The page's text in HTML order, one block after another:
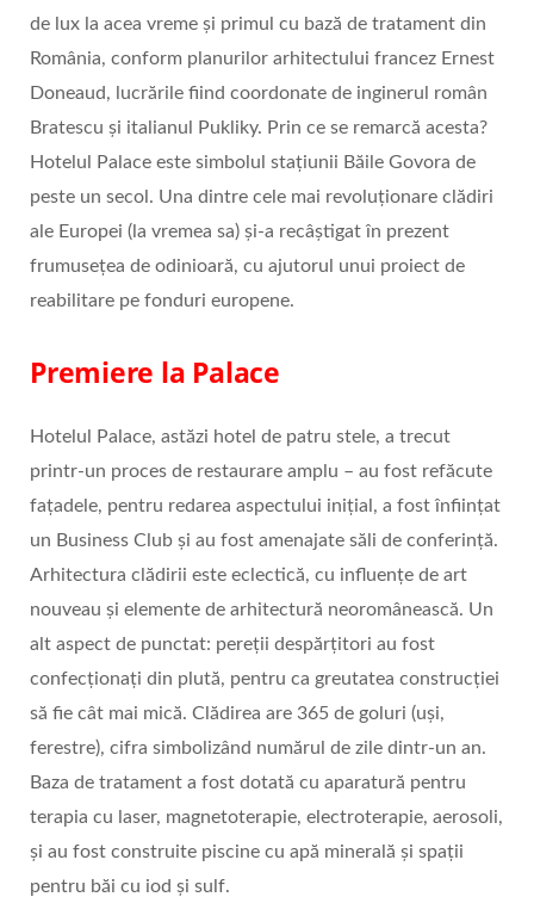
de lux la acea vreme și primul cu bază de tratament din
România, conform planurilor arhitectului francez Ernest
Doneaud, lucrările fiind coordonate de inginerul român
Bratescu și italianul Pukliky. Prin ce se remarcă acesta?
Hotelul Palace este simbolul staţiunii Băile Govora de
peste un secol. Una dintre cele mai revoluţionare clădiri
ale Europei (la vremea sa) și-a recâștigat în prezent
frumuseţea de odinioară, cu ajutorul unui proiect de
reabilitare pe fonduri europene.
Premiere la Palace
Hotelul Palace, astăzi hotel de patru stele, a trecut
printr-un proces de restaurare amplu – au fost refăcute
fațadele, pentru redarea aspectului inițial, a fost înființat
un Business Club și au fost amenajate săli de conferință.
Arhitectura clădirii este eclectică, cu influențe de art
nouveau și elemente de arhitectură neoromânească. Un
alt aspect de punctat: pereții despărțitori au fost
confecționați din plută, pentru ca greutatea construcției
să fie cât mai mică. Clădirea are 365 de goluri (uși,
ferestre), cifra simbolizând numărul de zile dintr-un an.
Baza de tratament a fost dotată cu aparatură pentru
terapia cu laser, magnetoterapie, electroterapie, aerosoli,
și au fost construite piscine cu apă minerală și spații
pentru băi cu iod și sulf.